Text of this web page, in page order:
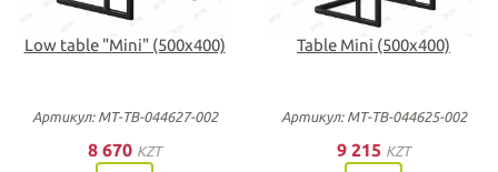
Low table "Mini" (500х400)
Артикул: МТ-ТВ-044627-002
8 670 KZT
Table Mini (500х400)
Артикул: МТ-ТВ-044625-002
9 215 KZT